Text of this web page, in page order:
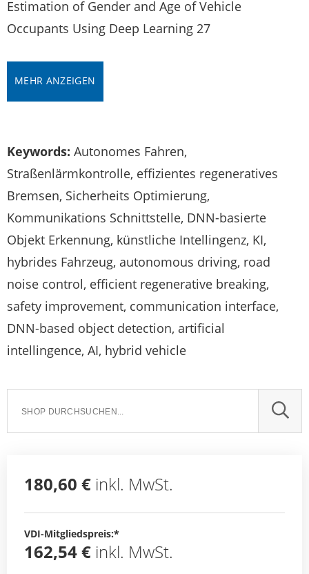
Estimation of Gender and Age of Vehicle
Occupants Using Deep Learning 27
MEHR ANZEIGEN
Keywords: Autonomes Fahren,
Straßenlärmkontrolle, effizientes regeneratives
Bremsen, Sicherheits Optimierung,
Kommunikations Schnittstelle, DNN-basierte
Objekt Erkennung, künstliche Intellingenz, KI,
hybrides Fahrzeug, autonomous driving, road
noise control, efficient regenerative breaking,
safety improvement, communication interface,
DNN-based object detection, artificial
intellingence, AI, hybrid vehicle
180,60 € inkl. MwSt.
VDI-Mitgliedspreis:*
162,54 € inkl. MwSt.